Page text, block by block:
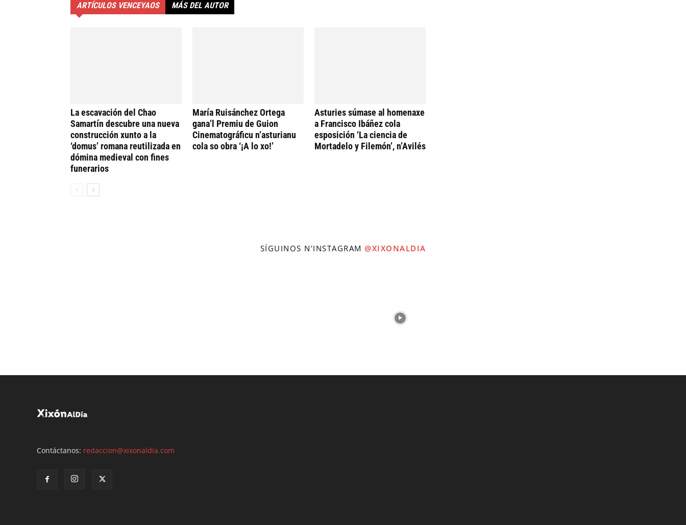
ARTÍCULOS VENCEYAOS MÁS DEL AUTOR
La escavación del Chao
Samartín descubre una nueva
construcción xunto a la
‘domus’ romana reutilizada en
dómina medieval con fines
funerarios
María Ruisánchez Ortega
gana’l Premiu de Guion
Cinematográficu n’asturianu
cola so obra ‘¡A lo xo!’
Asturies súmase al homenaxe
a Francisco Ibáñez cola
esposición ‘La ciencia de
Mortadelo y Filemón’, n’Avilés
SÍGUINOS N'INSTAGRAM @XIXONALDIA
Contáctanos: redaccion@xixonaldia.com